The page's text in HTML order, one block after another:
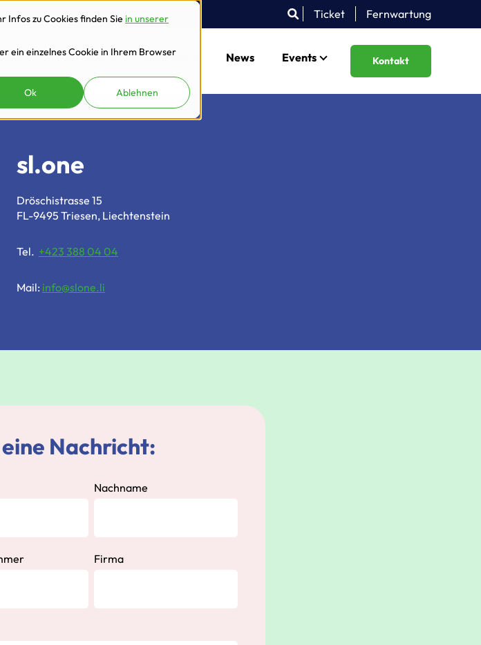
Infos zu Cookies finden Sie in unserer
ein einzelnes Cookie in Ihrem Browser
Ok Ablehnen
Ticket Fernwartung
IT Services Über uns News Events Kontakt
sl.one
Dröschistrasse 15
FL-9495 Triesen, Liechtenstein
Tel. +423 388 04 04
Mail: info@slone.li
Nachricht:
Nachname
Firma